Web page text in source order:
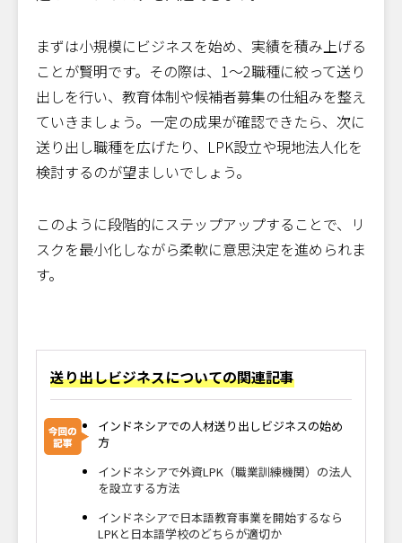
まずは小規模にビジネスを始め、実績を積み上げる
ことが賢明です。その際は、1〜2職種に絞って送り
出しを行い、教育体制や候補者募集の仕組みを整え
ていきましょう。一定の成果が確認できたら、次に
送り出し職種を広げたり、LPK設立や現地法人化を
検討するのが望ましいでしょう。
このように段階的にステップアップすることで、リ
スクを最小化しながら柔軟に意思決定を進められま
す。
送り出しビジネスについての関連記事
インドネシアでの人材送り出しビジネスの始め
方
インドネシアで外資LPK（職業訓練機関）の法人
を設立する方法
インドネシアで日本語教育事業を開始するなら
LPKと日本語学校のどちらが適切か